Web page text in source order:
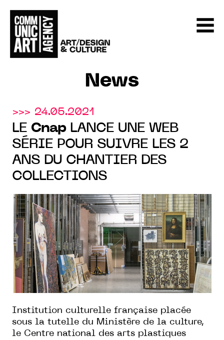
News
>>> 24.05.2021
LE CnapLANCE UNE WEB
SÉRIE POUR SUIVRE LES 2
ANS DU CHANTIER DES
COLLECTIONS
Institution culturelle française placée
sous la tutelle du Ministère de la culture,
le Centre national des arts plastiques